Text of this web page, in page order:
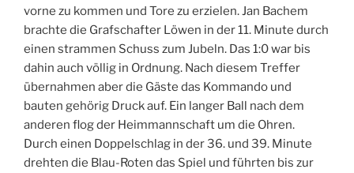
vorne zu kommen und Tore zu erzielen. Jan Bachem
brachte die Grafschafter Löwen in der 11. Minute durch
einen strammen Schuss zum Jubeln. Das 1:0 war bis
dahin auch völlig in Ordnung. Nach diesem Treffer
übernahmen aber die Gäste das Kommando und
bauten gehörig Druck auf. Ein langer Ball nach dem
anderen flog der Heimmannschaft um die Ohren.
Durch einen Doppelschlag in der 36. und 39. Minute
drehten die Blau-Roten das Spiel und führten bis zur